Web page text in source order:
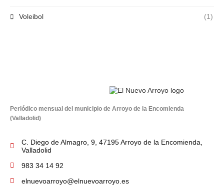
Voleibol (1)
Periódico mensual del municipio de Arroyo de la Encomienda
(Valladolid)
C. Diego de Almagro, 9, 47195 Arroyo de la Encomienda,
Valladolid
983 34 14 92
elnuevoarroyo@elnuevoarroyo.es